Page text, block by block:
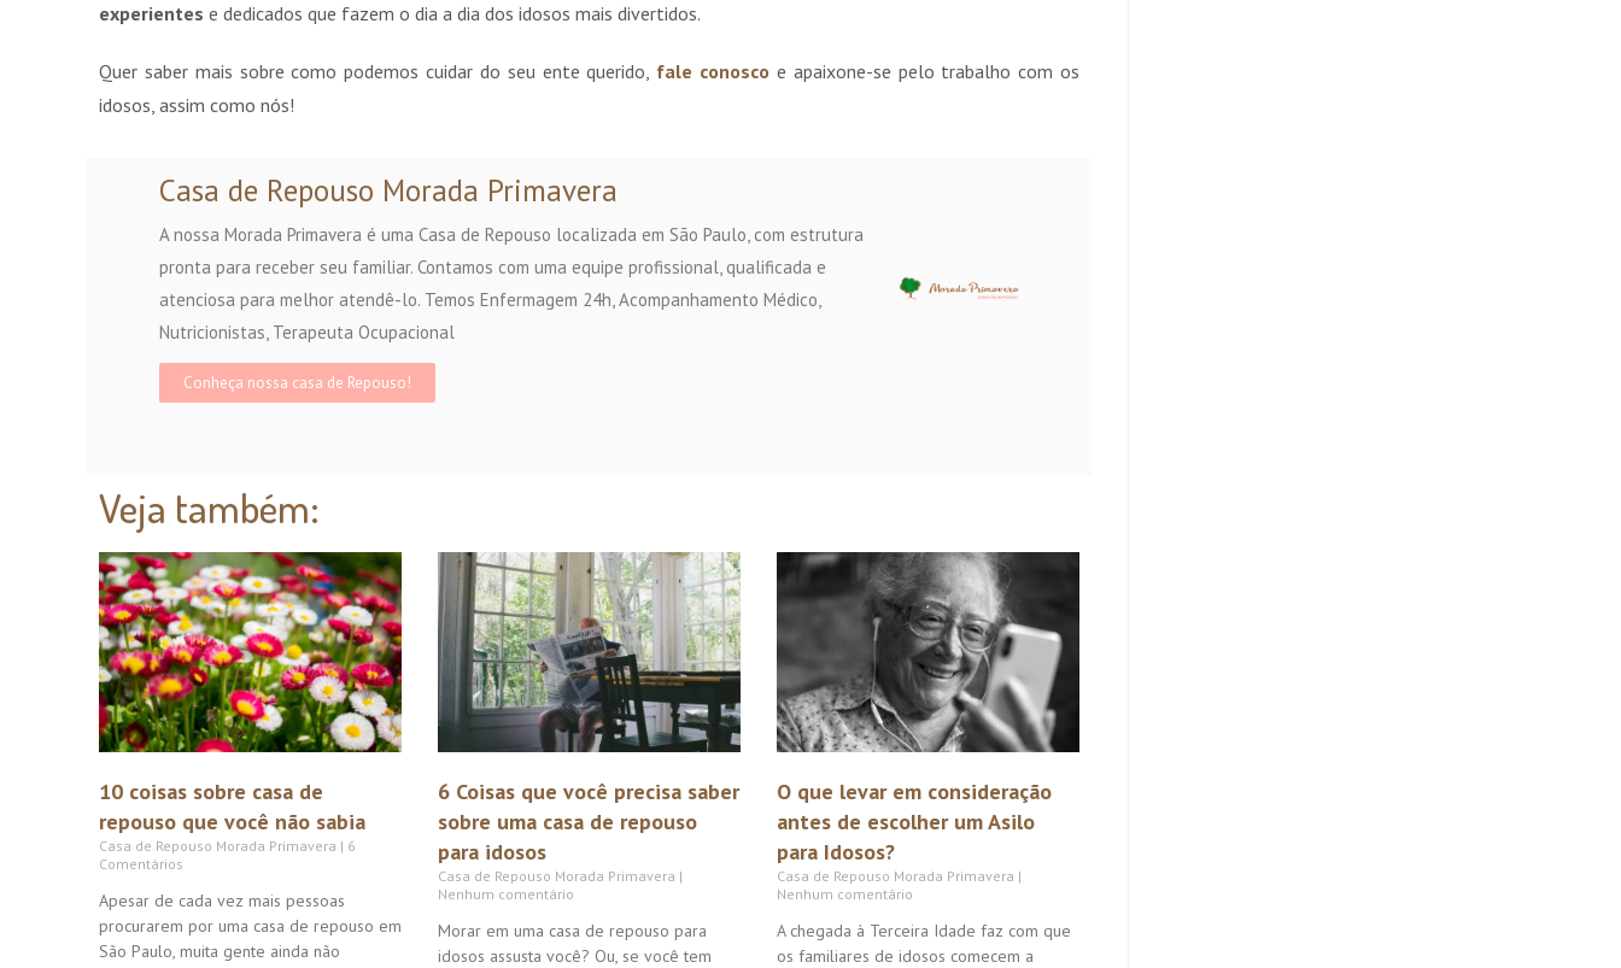
experientes e dedicados que fazem o dia a dia dos idosos mais divertidos.
Quer saber mais sobre como podemos cuidar do seu ente querido, fale conosco e apaixone-se pelo trabalho com os
idosos, assim como nós!
Casa de Repouso Morada Primavera
A nossa Morada Primavera é uma Casa de Repouso localizada em São Paulo, com estrutura
pronta para receber seu familiar. Contamos com uma equipe profissional, qualificada e
atenciosa para melhor atendê-lo. Temos Enfermagem 24h, Acompanhamento Médico,
Nutricionistas, Terapeuta Ocupacional
Conheça nossa casa de Repouso!
Veja também:
10 coisas sobre casa de
repouso que você não sabia
Casa de Repouso Morada Primavera
6
Comentários
Apesar de cada vez mais pessoas
procurarem por uma casa de repouso em
São Paulo, muita gente ainda não
6 Coisas que você precisa saber
sobre uma casa de repouso
para idosos
Casa de Repouso Morada Primavera
Nenhum comentário
Morar em uma casa de repouso para
idosos assusta você? Ou, se você tem
O que levar em consideração
antes de escolher um Asilo
para Idosos?
Casa de Repouso Morada Primavera
Nenhum comentário
A chegada à Terceira Idade faz com que
os familiares de idosos comecem a